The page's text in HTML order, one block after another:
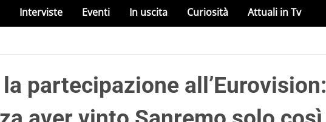
Interviste Eventi In uscita Curiosità Attuali in Tv
partecipazione all’Eurovision: